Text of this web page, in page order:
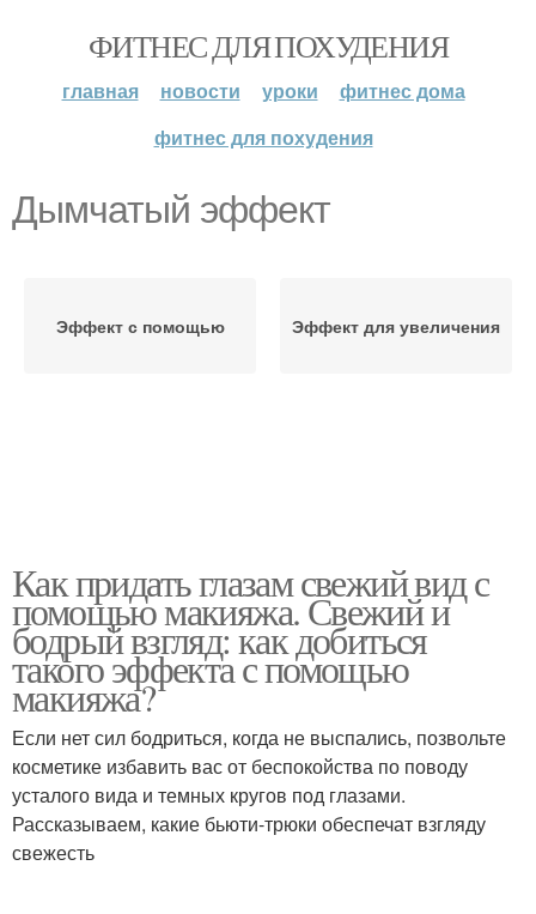
ФИТНЕС ДЛЯ ПОХУДЕНИЯ
главная новости уроки
фитнес дома
фитнес для похудения
Дымчатый эффект
Эффект с помощью Эффект для увеличения
Как придать глазам свежий вид с
помощью макияжа. Свежий и
бодрый взгляд: как добиться
такого эффекта с помощью
макияжа?
Если нет сил бодриться, когда не выспались, позвольте
косметике избавить вас от беспокойства по поводу
усталого вида и темных кругов под глазами.
Рассказываем, какие бьюти-трюки обеспечат взгляду
свежесть